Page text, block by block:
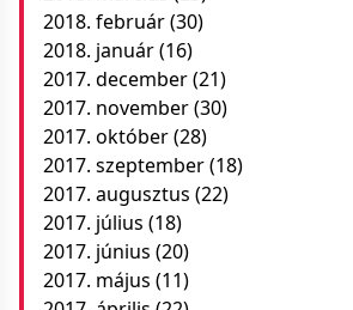
2018. február(30)
2018. január(16)
2017. december(21)
2017. november(30)
2017. október(28)
2017. szeptember(18)
2017. augusztus (22)
2017. július (18)
2017. június (20)
2017. május (11)